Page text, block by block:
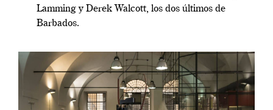
Lamming y Derek Walcott, los dos últimos de
Barbados.